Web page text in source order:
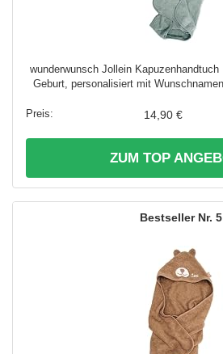
wunderwunsch Jollein
Geburt, personalisiert mit
14,90 €
ZUM TOP
5